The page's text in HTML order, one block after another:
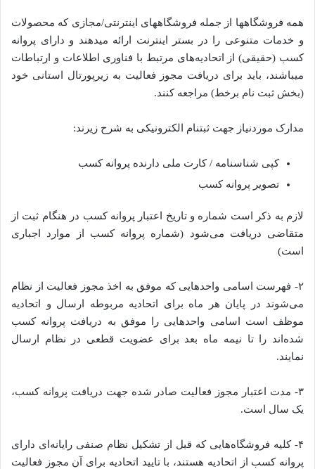
همه فروشگاه­ها از جمله فروشگاه‏های اینترنتی/مجازی که محصولات
و خدمات متنوعی را در بستر اینترنت ارائه می‏دهند و دارای پروانه
کسب (حقیقی) از اتحادیه‌های مرتبط با فناوری اطلاعات و ارتباطات
می­باشند، باید برای دریافت مجوز فعالیت به زیرپورتال استانی خود
(بخش ثبت نام برخط) مراجعه کنند.
مدارک موردنیاز جهت ثبت­نام الکترونیکی به شرح زیرند:
کپی شناسنامه / کارت ملی دارنده پروانه کسب
تصویر پروانه کسب
لازم به ذکر است شماره و تاریخ اعتبار پروانه کسب در هنگام ثبت از
متقاضی دریافت می‌شود (شماره پروانه کسب از موارد اجباری
است)
۲- فهرست اسامی واحدهایی که موفق به اخذ مجوز فعالیت از نظام
می‌شوند در پایان هر ماه برای اتحادیه مربوطه ارسال و اتحادیه
موظف است اسامی واحدهایی را موفق به دریافت پروانه کسب
شده‌اند را تا نیمه ماه بعد برای عضویت قطعی در نظام ارسال
نمایند.
۳- مدت اعتبار مجوز فعالیت صادر شده جهت دریافت پروانه کسب،
یک سال است.
۴- کلیه فروشگاه‌هایی که قبل از تشکیل نظام صنفی رایانه‌ای دارای
پروانه کسب از اتحادیه هستند، با تایید اتحادیه برای آن مجوز فعالیت